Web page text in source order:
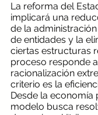
La reforma del
implicará una
de la
de entidades y la
ciertas estructuras
proceso responde
racionalización
criterio es la
Desde la economía
modelo busca